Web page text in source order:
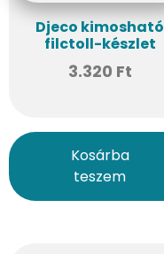
Djeco kimosható
filctoll-készlet
3.320 Ft
Kosárba
teszem